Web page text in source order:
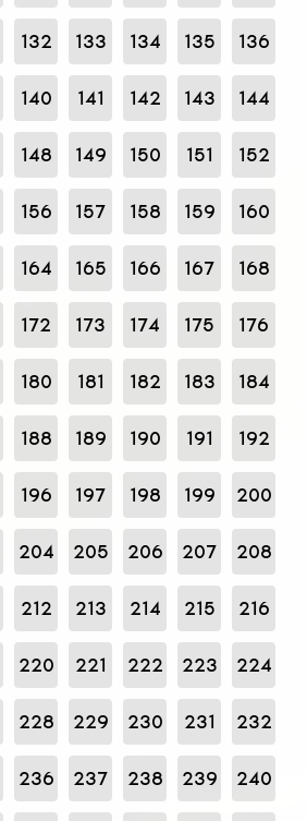
132 133 134 135 136
140 141 142 143 144
148 149 150 151 152
156 157 158 159 160
164 165 166 167 168
172 173 174 175 176
180 181 182 183 184
188 189 190 191 192
196 197 198 199 200
204 205 206 207 208
212 213 214 215 216
220 221 222 223 224
228 229 230 231 232
236 237 238 239 240